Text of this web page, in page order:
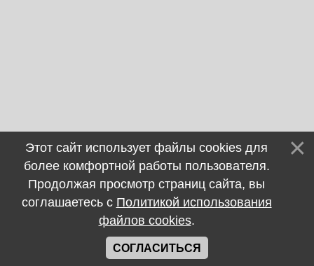
Этот сайт использует файлы cookies для
более комфортной работы пользователя.
Продолжая просмотр страниц сайта, вы
соглашаетесь с Политикой использования
файлов cookies.
СОГЛАСИТЬСЯ